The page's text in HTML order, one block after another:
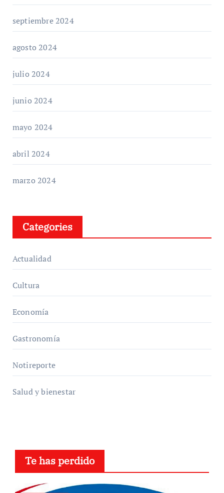
septiembre 2024
agosto 2024
julio 2024
junio 2024
mayo 2024
abril 2024
marzo 2024
Categories
Actualidad
Cultura
Economía
Gastronomía
Notireporte
Salud y bienestar
Te has perdido